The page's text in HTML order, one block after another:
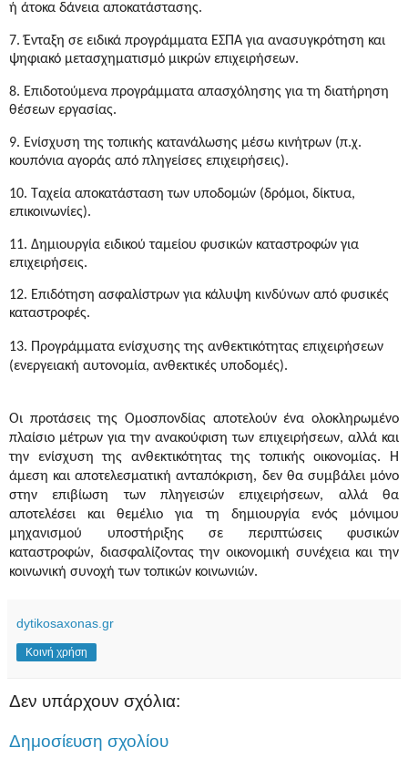
ή άτοκα δάνεια αποκατάστασης.
7. Ένταξη σε ειδικά προγράμματα ΕΣΠΑ για ανασυγκρότηση και
ψηφιακό μετασχηματισμό μικρών επιχειρήσεων.
8. Επιδοτούμενα προγράμματα απασχόλησης για τη διατήρηση
θέσεων εργασίας.
9. Ενίσχυση της τοπικής κατανάλωσης μέσω κινήτρων (π.χ.
κουπόνια αγοράς από πληγείσες επιχειρήσεις).
10. Ταχεία αποκατάσταση των υποδομών (δρόμοι, δίκτυα,
επικοινωνίες).
11. Δημιουργία ειδικού ταμείου φυσικών καταστροφών για
επιχειρήσεις.
12. Επιδότηση ασφαλίστρων για κάλυψη κινδύνων από φυσικές
καταστροφές.
13. Προγράμματα ενίσχυσης της ανθεκτικότητας επιχειρήσεων
(ενεργειακή αυτονομία, ανθεκτικές υποδομές).
Οι προτάσεις της Ομοσπονδίας αποτελούν ένα ολοκληρωμένο
πλαίσιο μέτρων για την ανακούφιση των επιχειρήσεων, αλλά και
την ενίσχυση της ανθεκτικότητας της τοπικής οικονομίας. Η
άμεση και αποτελεσματική ανταπόκριση, δεν θα συμβάλει μόνο
στην επιβίωση των πληγεισών επιχειρήσεων, αλλά θα
αποτελέσει και θεμέλιο για τη δημιουργία ενός μόνιμου
μηχανισμού υποστήριξης σε περιπτώσεις φυσικών
καταστροφών, διασφαλίζοντας την οικονομική συνέχεια και την
κοινωνική συνοχή των τοπικών κοινωνιών.
dytikosaxonas.gr
Κοινή χρήση
Δεν υπάρχουν σχόλια:
Δημοσίευση σχολίου